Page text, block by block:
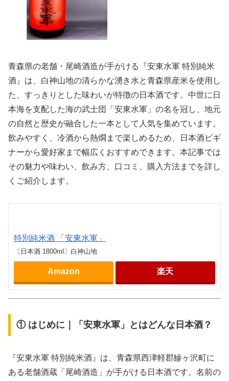
青森県の老舗・尾崎酒造が手がける『安東水軍 特別純米
酒』は、白神山地の清らかな湧き水と青森県産米を使用し
た、すっきりとした味わいが特徴の日本酒です。中世に日
本海を支配した海の武士団「安東水軍」の名を冠し、地元
の自然と歴史が融合した一本として人気を集めています。
飲みやすく、冷酒から熱燗まで楽しめるため、日本酒ビギ
ナーから愛好家まで幅広くおすすめできます。本記事では
その魅力や味わい、飲み方、口コミ、購入方法までを詳し
くご紹介します。
特別純米酒 「安東水軍」
〔日本酒 1800ml〕白神山地
Amazon 楽天
① はじめに｜「安東水軍」とはどんな日本酒？
『安東水軍 特別純米酒』は、青森県西津軽郡鰺ヶ沢町に
ある老舗酒蔵「尾崎酒造」が手がける日本酒です。名前の